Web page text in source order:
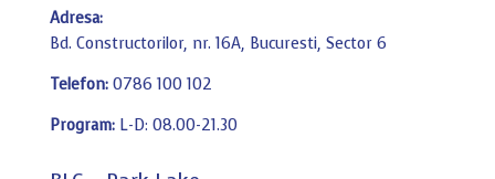
Adresa:
Bd. Constructorilor, nr. 16A, Bucuresti, Sector 6
Telefon: 0786 100 102
Program: L-D: 08.00-21.30